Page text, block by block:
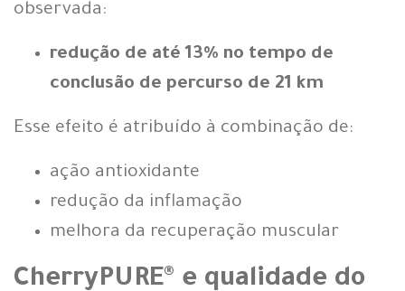
observada:
redução de até 13% no tempo de
conclusão de percurso de 21 km
Esse efeito é atribuído à combinação de:
ação antioxidante
redução da inflamação
melhora da recuperação muscular
CherryPURE® e qualidade do